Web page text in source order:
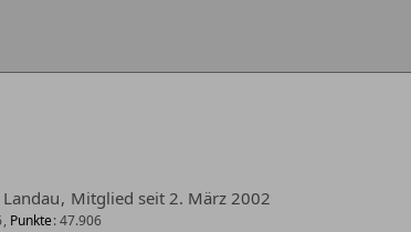
Mitglied seit 2. März 2002
Punkte 47.906